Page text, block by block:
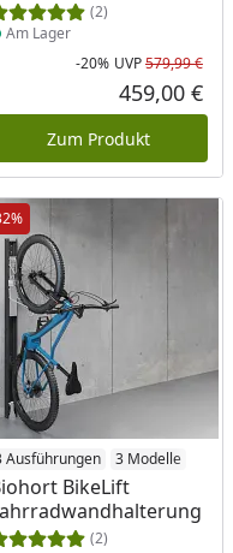
ProzentPreis
Preis
(2)
Am Lager
-20% UVP579,99 €
459,00 €
Zum Produkt
Ausführungen 3 Modelle
BikeLift
(2)
am Lager